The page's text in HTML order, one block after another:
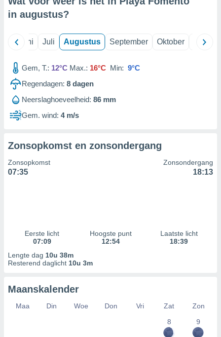
in augustus?
Juni Juli Augustus September Oktober
Gem, T.: 12°C Max.: 16°C Min: 9°C
Regendagen: 8 dagen
Neerslaghoeveelheid: 86 mm
Gem. wind: 4 m/s
Zonsopkomst en zonsondergang
Zonsopkomst
07:35
Zonsondergang
18:13
Eerste licht
07:09
Hoogste punt
12:54
Laatste licht
18:39
Lengte dag 10u 38m
Resterend daglicht 10u 3m
Maanskalender
Maa Din Woe Don Vri Zat
Zon
8
9